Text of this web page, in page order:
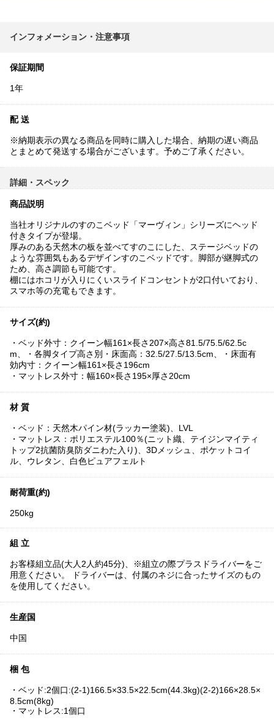
インフォメーション・注意事項
保証期間
1年
配 送
※納期表示の異なる商品を同時に購入した場合、納期の遅い商品
とまとめて発送する場合がございます。予めご了承ください。
詳細・スペック
商品説明
当社オリジナルのすのこベッド「マーヴィン」シリーズにヘッド
付きタイプが登場。
厚みのある天然木の板を並べてすのこにした、ステージベッドの
ような雰囲気もあるデザインすのこベッドです。脚部が継脚式の
ため、高さ調節も可能です。
棚にはホコリが入りにくいスライドコンセントが2口付いており、
スマホ等の充電もできます。
サイズ(約)
・ベッド外寸：クイーン幅161×長さ207×高さ81.5/75.5/62.5c
m、・各脚タイプ高さ別・床面高：32.5/27.5/13.5cm、・床面有
効内寸：クイーン幅161×長さ196cm
・マットレス外寸：幅160×長さ195×厚さ20cm
材 質
・ベッド：天然木パイン材(ラッカー塗装)、LVL
・マットレス：ポリエステル100％(ニット織、テイジンマイティ
トップ2抗菌防臭防ダニわた入り)、3Dメッシュ、ポケットコイ
ル、ウレタン、白色ピュアフェルト
耐荷重(約)
250kg
組 立
お客様組立品(大人2人約45分)、※組立の際プラスドライバーをご
用意ください。 ドライバーは、付属のネジに合ったサイズのもの
を使用してください。
生産国
中国
梱 包
・ベッド:2個口:(2-1)166.5×33.5×22.5cm(44.3kg)(2-2)166×28.5×
8.5cm(8kg)
・マットレス:1個口